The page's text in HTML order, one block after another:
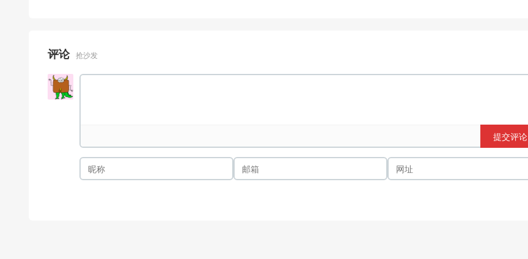
评论 抢沙发
提交评论